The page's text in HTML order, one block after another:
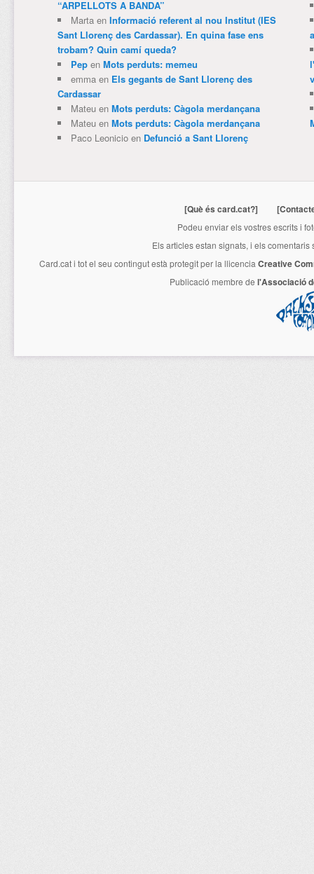
“ARPELLOTS A BANDA”
Martaen Informació referent al nou Institut (IES
Sant Llorenç des Cardassar). En quina fase ens
trobam? Quin camí queda?
Pepen Mots perduts: memeu
emmaen Els gegants de Sant Llorenç des
Cardassar
Mateuen Mots perduts: Càgola merdançana
Mateuen Mots perduts: Càgola merdançana
Paco Leonicioen Defunció a Sant Llorenç
[Què és card.cat?]
Podeu enviar els vostres escrits i
Els articles estan signats, i els
Card.cati tot el seu contingut està protegit per la llicenciaCreative
Publicació membre de l'Associació